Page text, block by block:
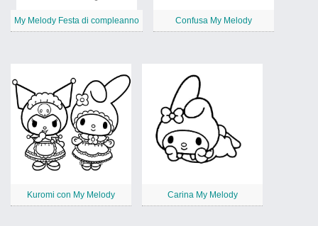
My Melody Festa di compleanno Confusa My Melody
Kuromi con My Melody Carina My Melody